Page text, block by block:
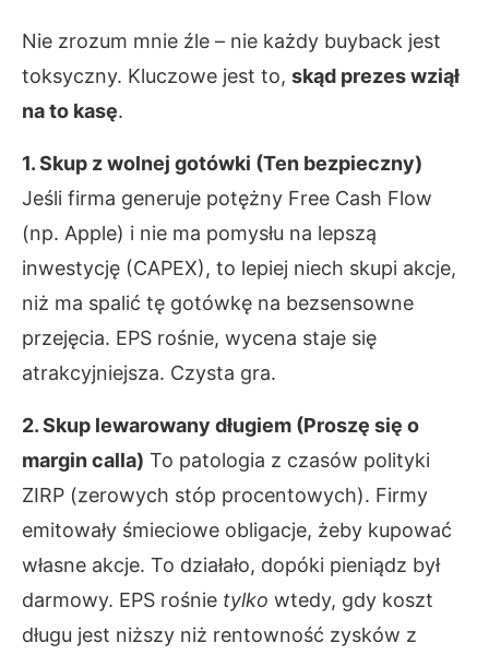
Nie zrozum mnie źle – nie każdy buyback jest
toksyczny. Kluczowe jest to, skąd prezes wziął
na to kasę.
1. Skup z wolnej gotówki (Ten bezpieczny)
Jeśli firma generuje potężny Free Cash Flow
(np. Apple) i nie ma pomysłu na lepszą
inwestycję (CAPEX), to lepiej niech skupi akcje,
niż ma spalić tę gotówkę na bezsensowne
przejęcia. EPS rośnie, wycena staje się
atrakcyjniejsza. Czysta gra.
2. Skup lewarowany długiem (Proszę się o
margin calla) To patologia z czasów polityki
ZIRP (zerowych stóp procentowych). Firmy
emitowały śmieciowe obligacje, żeby kupować
własne akcje. To działało, dopóki pieniądz był
darmowy. EPS rośnie tylko wtedy, gdy koszt
długu jest niższy niż rentowność zysków z